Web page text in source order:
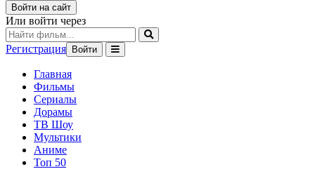
Войти на сайт
Или войти через
Регистрация Войти
Главная
Фильмы
Сериалы
Дорамы
ТВ Шоу
Мультики
Аниме
Топ 50